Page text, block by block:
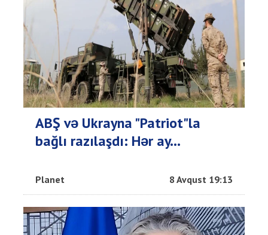
ABŞ və Ukrayna "Patriot"la
bağlı razılaşdı: Hər ay...
Planet 8 Avqust 19:13